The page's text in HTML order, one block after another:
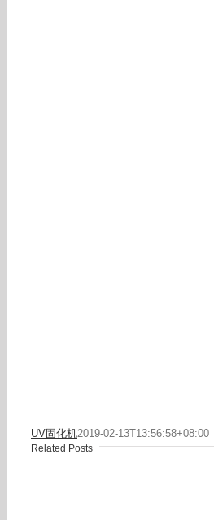
UV固化机2019-02-13T13:56:58+08:00
Related Posts